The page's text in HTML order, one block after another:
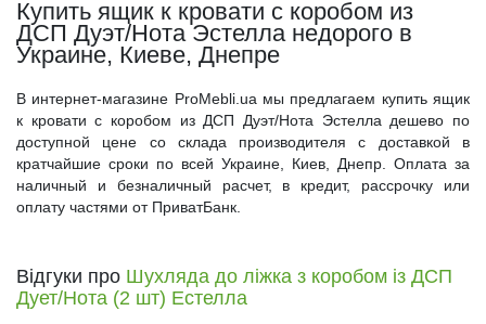
Купить ящик к кровати с коробом из
ДСП Дуэт/Нота Эстелла недорого в
Украине, Киеве, Днепре
В интернет-магазине ProMebli.ua мы предлагаем купить ящик
к кровати с коробом из ДСП Дуэт/Нота Эстелла дешево по
доступной цене со склада производителя с доставкой в
кратчайшие сроки по всей Украине, Киев, Днепр. Оплата за
наличный и безналичный расчет, в кредит, рассрочку или
оплату частями от ПриватБанк.
Відгуки про Шухляда до ліжка з коробом із ДСП
Дует/Нота (2 шт) Естелла